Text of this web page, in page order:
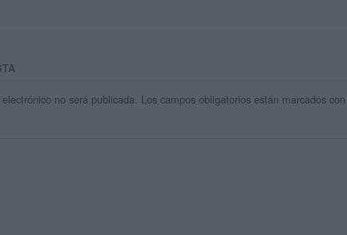
no será publicada. Los campos obligatorios están marcados con